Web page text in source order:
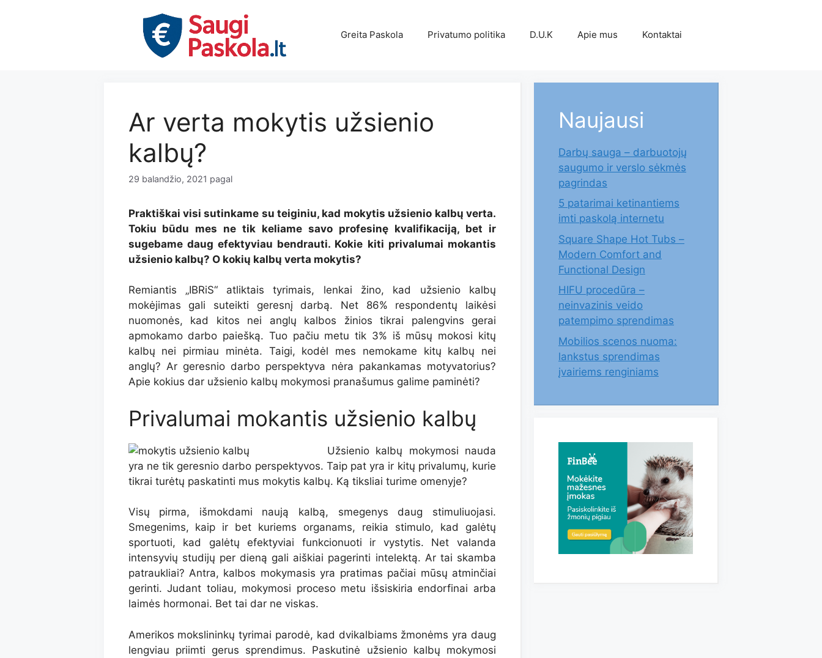
Greita Paskola Privatumo politika D.U.K Apie mus Kontaktai
Ar verta mokytis užsienio
kalbų?
29 balandžio, 2021 pagal
Praktiškai visi sutinkame su teiginiu, kad mokytis užsienio kalbų verta.
Tokiu būdu mes ne tik keliame savo profesinę kvalifikaciją, bet ir
sugebame daug efektyviau bendrauti. Kokie kiti privalumai mokantis
užsienio kalbų? O kokių kalbų verta mokytis?
Remiantis „IBRiS“ atliktais tyrimais, lenkai žino, kad užsienio kalbų
mokėjimas gali suteikti geresnį darbą. Net 86% respondentų laikėsi
nuomonės, kad kitos nei anglų kalbos žinios tikrai palengvins gerai
apmokamo darbo paiešką. Tuo pačiu metu tik 3% iš mūsų mokosi kitų
kalbų nei pirmiau minėta. Taigi, kodėl mes nemokame kitų kalbų nei
anglų? Ar geresnio darbo perspektyva nėra pakankamas motyvatorius?
Apie kokius dar užsienio kalbų mokymosi pranašumus galime paminėti?
Privalumai mokantis užsienio kalbų
Užsienio kalbų mokymosi nauda
yra ne tik geresnio darbo perspektyvos. Taip pat yra ir kitų privalumų, kurie
tikrai turėtų paskatinti mus mokytis kalbų. Ką tiksliai turime omenyje?
Visų pirma, išmokdami naują kalbą, smegenys daug stimuliuojasi.
Smegenims, kaip ir bet kuriems organams, reikia stimulo, kad galėtų
sportuoti, kad galėtų efektyviai funkcionuoti ir vystytis. Net valanda
intensyvių studijų per dieną gali aiškiai pagerinti intelektą. Ar tai skamba
patraukliai? Antra, kalbos mokymasis yra pratimas pačiai mūsų atminčiai
gerinti. Judant toliau, mokymosi proceso metu išsiskiria endorfinai arba
laimės hormonai. Bet tai dar ne viskas.
Amerikos mokslininkų tyrimai parodė, kad dvikalbiams žmonėms yra daug
lengviau priimti gerus sprendimus. Paskutinė užsienio kalbų mokymosi
Naujausi
Darbų sauga – darbuotojų
saugumo ir verslo sėkmės
pagrindas
5 patarimai ketinantiems
imti paskolą internetu
Square Shape Hot Tubs –
Modern Comfort and
Functional Design
HIFU procedūra –
neinvazinis veido
patempimo sprendimas
Mobilios scenos nuoma:
lankstus sprendimas
įvairiems renginiams